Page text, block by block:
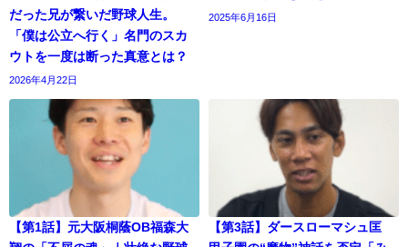
だった兄が繋いだ野球人生。
「僕は公立へ行く」名門のスカ
ウトを一度は断った真意とは？
2026年4月22日
2025年6月16日
【第1話】元大阪桐蔭OB福森大
【第3話】ダースローマシュ匡